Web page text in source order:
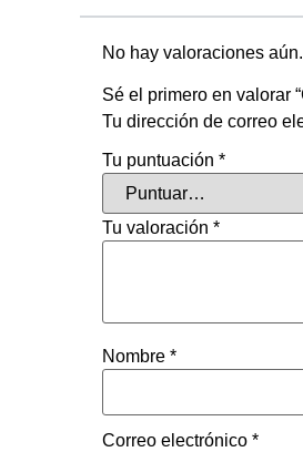
No hay valoraciones aún.
Sé el primero en valorar
Tu dirección de correo
Tu puntuación *
Tu valoración *
Nombre *
Correo electrónico *